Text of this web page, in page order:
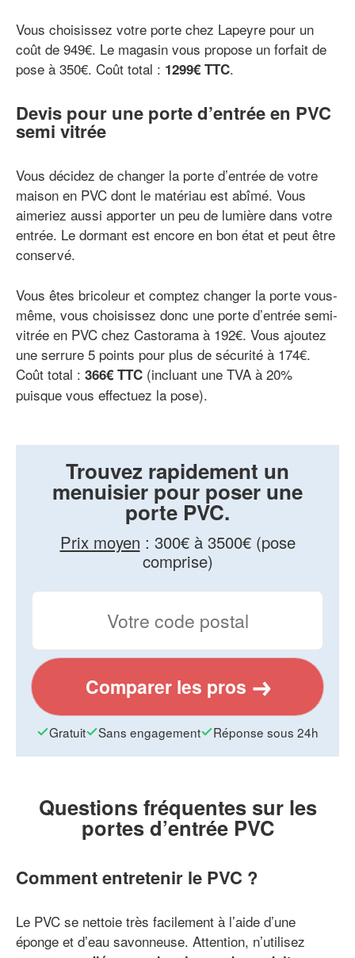
Vous choisissez votre porte chez Lapeyre pour un
coût de 949€. Le magasin vous propose un forfait de
pose à 350€. Coût total : 1299€ TTC.
Devis pour une porte d’entrée en PVC
semi vitrée
Vous décidez de changer la porte d’entrée de votre
maison en PVC dont le matériau est abîmé. Vous
aimeriez aussi apporter un peu de lumière dans votre
entrée. Le dormant est encore en bon état et peut être
conservé.
Vous êtes bricoleur et comptez changer la porte vous-
même, vous choisissez donc une porte d’entrée semi-
vitrée en PVC chez Castorama à 192€. Vous ajoutez
une serrure 5 points pour plus de sécurité à 174€.
Coût total : 366€ TTC (incluant une TVA à 20%
puisque vous effectuez la pose).
Trouvez rapidement un
menuisier pour poser une
porte PVC.
Prix moyen : 300€ à 3500€ (pose
comprise)
Comparer les pros
Gratuit Sans engagement Réponse sous 24h
Questions fréquentes sur les
portes d’entrée PVC
Comment entretenir le PVC ?
Le PVC se nettoie très facilement à l’aide d’une
éponge et d’eau savonneuse. Attention, n’utilisez